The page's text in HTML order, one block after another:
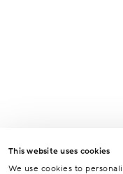
This website uses cookies
We use cookies to